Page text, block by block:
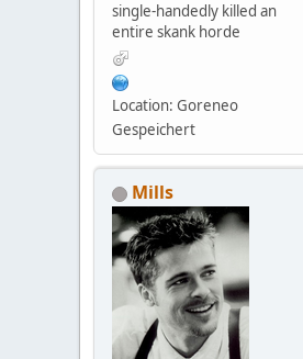
single-handedly killed an
entire skank horde
Location: Goreneo
Gespeichert
Mills